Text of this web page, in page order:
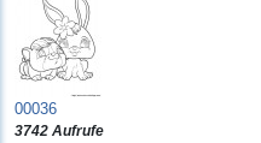
00036
3742 Aufrufe